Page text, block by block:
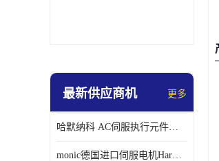
最新供应商机 更多
哈默纳科 AC伺服执行元件扁平型SHA系列 议价
monic德国进口伺服电机Har中国总代理单价